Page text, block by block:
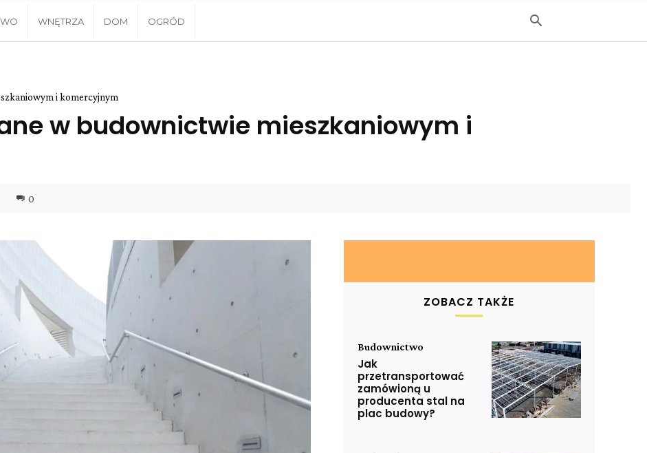
WNĘTRZA DOM OGRÓD
i komercyjnym
w budownictwie mieszkaniowym i
0
ZOBACZ TAKŻE
Budownictwo
Jak
przetransportować
zamówioną u
producenta stal na
plac budowy?